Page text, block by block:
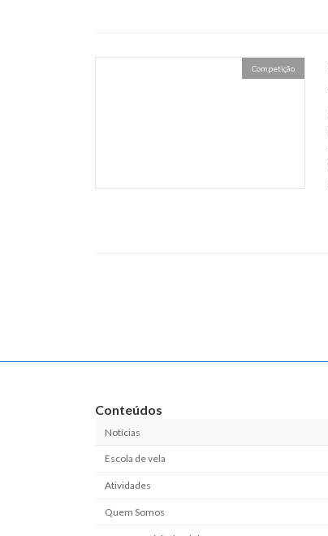
Competição
conteúdos
Conteúdos
Notícias
Escola de vela
Atividades
Quem Somos